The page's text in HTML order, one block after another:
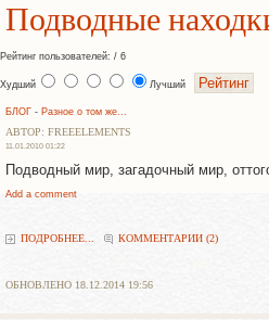
Подводные
Рейтинг пользователей: / 6
Худший Лучший
БЛОГ - Разное о том же...
АВТОР: FREEELEMENTS
11.01.2010 01:22
Подводный мир, загадочный мир,
Add a comment
ПОДРОБНЕЕ... КОММЕНТАРИИ (2)
ОБНОВЛЕНО 18.12.2014 19:56